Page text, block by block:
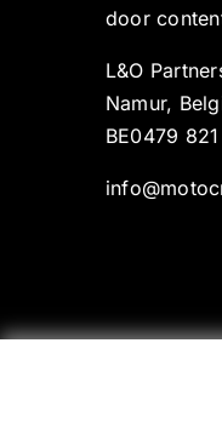
door
L&O
Namur,
BE0479